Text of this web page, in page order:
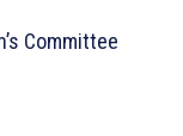
Committee